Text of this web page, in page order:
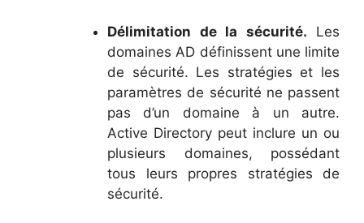
Délimitation de la sécurité. Les
domaines AD définissent une limite
de sécurité. Les stratégies et les
paramètres de sécurité ne passent
pas d’un domaine à un autre.
Active Directory peut inclure un ou
plusieurs domaines, possédant
tous leurs propres stratégies de
sécurité.